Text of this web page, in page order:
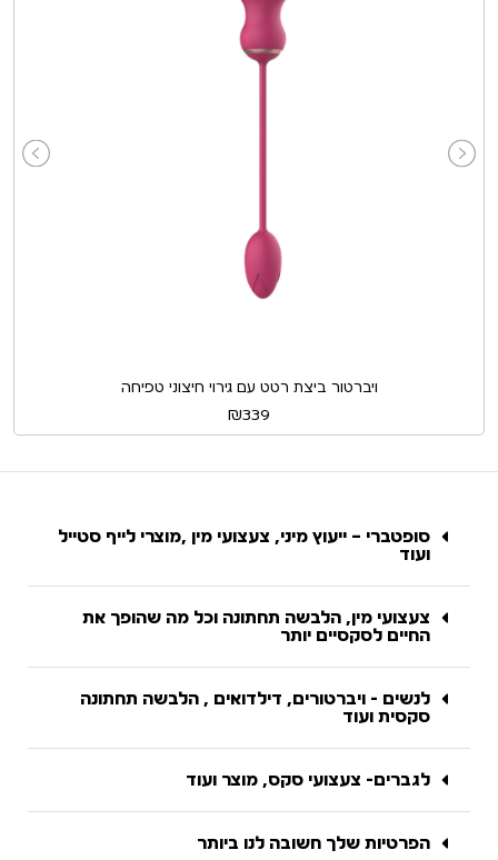
ויברטור ביצת רטט עם גירוי חיצוני טפיחה
₪339
סופטברי – ייעוץ מיני, צעצועי מין ,מוצרי לייף סטייל
ועוד
צעצועי מין, הלבשה תחתונה וכל מה שהופך את
החיים לסקסיים יותר
לנשים - ויברטורים, דילדואים , הלבשה תחתונה
סקסית ועוד
לגברים- צעצועי סקס, מוצר ועוד
הפרטיות שלך חשובה לנו ביותר